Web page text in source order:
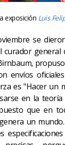
exposición Luis
se
curador general
envíos
es "Hacer un
en la
que en
un